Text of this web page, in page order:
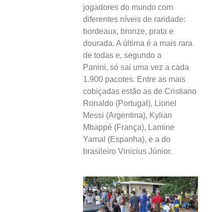
jogadores do mundo com
diferentes níveis de raridade:
bordeaux, bronze, prata e
dourada. A última é a mais rara
de todas e, segundo a
Panini, só sai uma vez a cada
1.900 pacotes. Entre as mais
cobiçadas estão as de Cristiano
Ronaldo (Portugal), Lionel
Messi (Argentina), Kylian
Mbappé (França), Lamine
Yamal (Espanha), e a do
brasileiro Vinicius Júnior.